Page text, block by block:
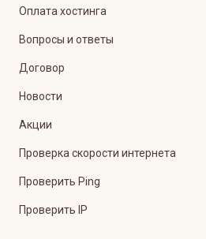
Оплата хостинга
Вопросы и ответы
Договор
Новости
Акции
Проверка скорости интернета
Проверить Ping
Проверить IP